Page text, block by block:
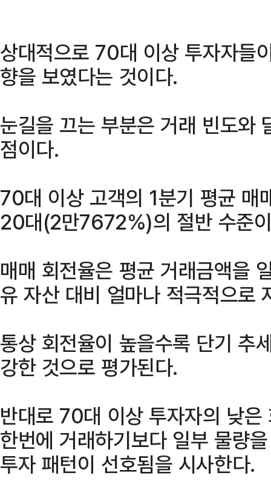
상대적으로 70대 이상 투자자들
향을 보였다는 것이다.
눈길을 끄는 부분은 거래 빈도와
점이다.
70대 이상 고객의 1분기 평균
20대(2만7672%)의 절반 수준
매매 회전율은 평균 거래금액을
유 자산 대비 얼마나 적극적으로
통상 회전율이 높을수록 단기 추
강한 것으로 평가된다.
반대로 70대 이상 투자자의 낮
한번에 거래하기보다 일부 물량
투자 패턴이 선호됨을 시사한다.